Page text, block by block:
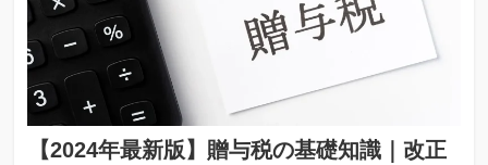
【2024年最新版】贈与税の基礎知識｜改正